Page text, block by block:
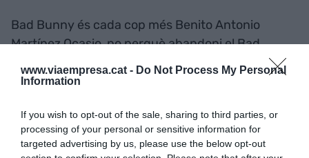
www.viaempresa.cat - Do Not Process My Personal
Information
If you wish to opt-out of the sale, sharing to third parties, or
processing of your personal or sensitive information for
targeted advertising by us, please use the below opt-out
Bad Bunny és cada cop més Benito Antonio
Martínez Ocasio, no perquè abandoni el Bad
Bunny del
, sinó perquè el
transcendeix. Ja no és només un artista que
espais culturals simbòlics: festivals, televisió,
cerimònies de premis, i finalment el centre absolut